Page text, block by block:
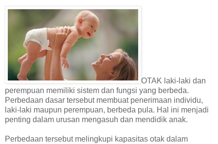
OTAK laki-laki dan
perempuan memiliki sistem dan fungsi yang berbeda.
Perbedaan dasar tersebut membuat penerimaan individu,
laki-laki maupun perempuan, berbeda pula. Hal ini menjadi
penting dalam urusan mengasuh dan mendidik anak.
Perbedaan tersebut melingkupi kapasitas otak dalam